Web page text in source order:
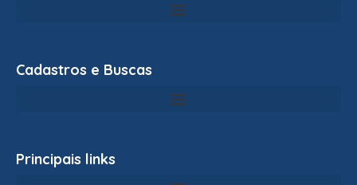
Cadastros e Buscas
Principais links